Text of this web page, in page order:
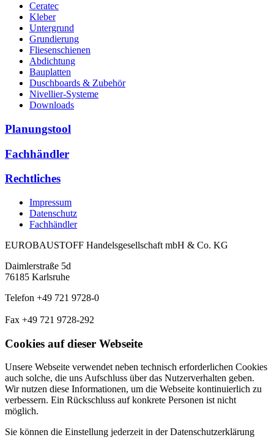
Ceratec
Kleber
Untergrund
Grundierung
Fliesenschienen
Abdichtung
Bauplatten
Duschboards & Zubehör
Nivellier-Systeme
Downloads
Planungstool
Fachhändler
Rechtliches
Impressum
Datenschutz
Fachhändler
EUROBAUSTOFF Handelsgesellschaft mbH & Co. KG
Daimlerstraße 5d
76185 Karlsruhe
Telefon +49 721 9728-0
Fax +49 721 9728-292
Cookies auf dieser Webseite
Unsere Webseite verwendet neben technisch erforderlichen Cookies
auch solche, die uns Aufschluss über das Nutzerverhalten geben.
Wir nutzen diese Informationen, um die Webseite kontinuierlich zu
verbessern. Ein Rückschluss auf konkrete Personen ist nicht
möglich.
Sie können die Einstellung jederzeit in der Datenschutzerklärung